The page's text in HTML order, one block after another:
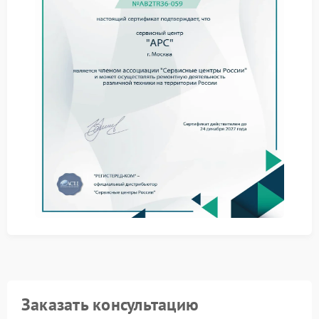
самопроизвольное отключение;
следы потемнения внутри корпуса;
снижение стабильности работы.
При механическом повреждении радиатора тепло
перестает нормально рассеиваться. Из-за этого
повышается нагрузка на электронные компоненты.
падения устройства или длительной эксплуатации в
закрытом пространстве.
Отключить ИБП от сети.
Не использовать устройство при сильном нагреве.
Проверить наличие пыли возле вентиляционных
компонентов и диагностикой платы. После ремонта
устройство работает стабильнее и не перегревается
Заказать консультацию